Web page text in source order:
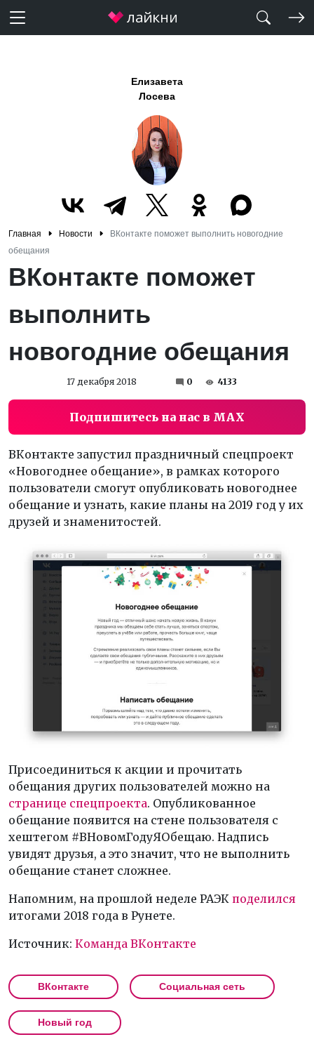
Елизавета
Лосева
Главная Новости
ВКонтакте поможет выполнить новогодние
обещания
ВКонтакте поможет
выполнить
новогодние обещания
17 декабря 2018 0 4133
Подпишитесь на нас в MAX
ВКонтакте запустил праздничный спецпроект
«Новогоднее обещание», в рамках которого
пользователи смогут опубликовать новогоднее
обещание и узнать, какие планы на 2019 год у их
друзей и знаменитостей.
Присоединиться к акции и прочитать
обещания других пользователей можно на
странице спецпроекта. Опубликованное
обещание появится на стене пользователя с
хештегом #ВНовомГодуЯОбещаю. Надпись
увидят друзья, а это значит, что не выполнить
обещание станет сложнее.
Напомним, на прошлой неделе РАЭК поделился
итогами 2018 года в Рунете.
Источник: Команда ВКонтакте
ВКонтакте Социальная сеть
Новый год